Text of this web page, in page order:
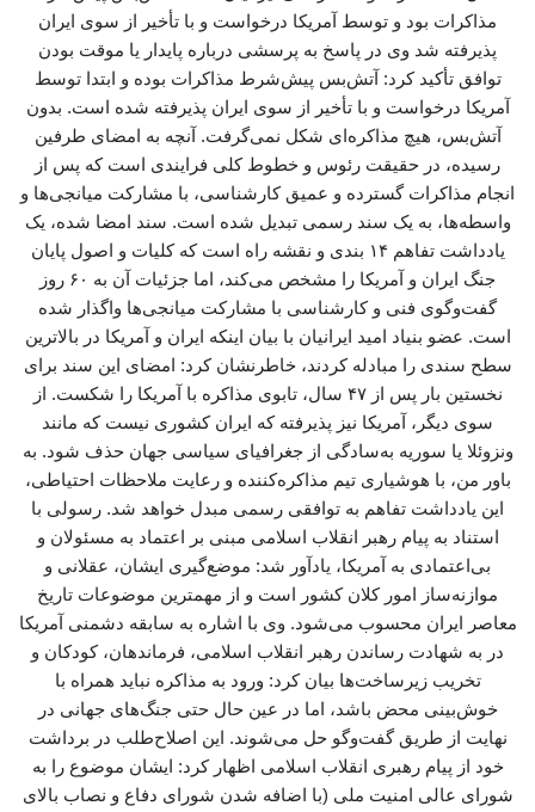
مذاکرات بود و توسط آمریکا درخواست و با تأخیر از سوی ایران
پذیرفته شد وی در پاسخ به پرسشی درباره پایدار یا موقت بودن
توافق تأکید کرد: آتش‌بس پیش‌شرط مذاکرات بوده و ابتدا توسط
آمریکا درخواست و با تأخیر از سوی ایران پذیرفته شده است. بدون
آتش‌بس، هیچ مذاکره‌ای شکل نمی‌گرفت. آنچه به امضای طرفین
رسیده، در حقیقت رئوس و خطوط کلی فرایندی است که پس از
انجام مذاکرات گسترده و عمیق کارشناسی، با مشارکت میانجی‌ها و
واسطه‌ها، به یک سند رسمی تبدیل شده است. سند امضا شده، یک
یادداشت تفاهم ۱۴ بندی و نقشه‌ راه است که کلیات و اصول پایان
جنگ ایران و آمریکا را مشخص می‌کند، اما جزئیات آن به ۶۰ روز
گفت‌وگوی فنی و کارشناسی با مشارکت میانجی‌ها واگذار شده
است. عضو بنیاد امید ایرانیان با بیان اینکه ایران و آمریکا در بالاترین
سطح سندی را مبادله کردند، خاطرنشان کرد: امضای این سند برای
نخستین بار پس از ۴۷ سال، تابوی مذاکره با آمریکا را شکست. از
سوی دیگر، آمریکا نیز پذیرفته که ایران کشوری نیست که مانند
ونزوئلا یا سوریه به‌سادگی از جغرافیای سیاسی جهان حذف شود. به
باور من، با هوشیاری تیم مذاکره‌کننده و رعایت ملاحظات احتیاطی،
این یادداشت تفاهم به توافقی رسمی مبدل خواهد شد. رسولی با
استناد به پیام رهبر انقلاب اسلامی مبنی بر اعتماد به مسئولان و
بی‌اعتمادی به آمریکا، یادآور شد: موضع‌گیری ایشان، عقلانی و
موازنه‌ساز امور کلان کشور است و از مهمترین موضوعات تاریخ
معاصر ایران محسوب می‌شود. وی با اشاره به سابقه دشمنی آمریکا
در به شهادت رساندن رهبر انقلاب اسلامی، فرماندهان، کودکان و
تخریب زیرساخت‌ها بیان کرد: ورود به مذاکره نباید همراه با
خوش‌بینی محض باشد، اما در عین حال حتی جنگ‌های جهانی در
نهایت از طریق گفت‌وگو حل می‌شوند. این اصلاح‌طلب در برداشت
خود از پیام رهبری انقلاب اسلامی اظهار کرد: ایشان موضوع را به
شورای عالی امنیت ملی (با اضافه شدن شورای دفاع و نصاب بالای